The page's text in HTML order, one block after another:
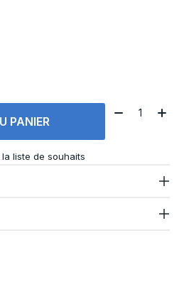
PANIER
Quantité:
liste de souhaits